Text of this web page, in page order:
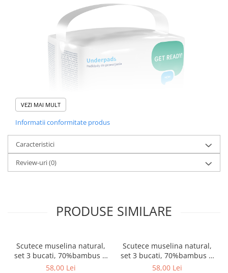
De asemenea, sunt destinate femeilor din perioada postpartum.
VEZI MAI MULT
Informatii conformitate produs
Caracteristici
Review-uri(0)
PRODUSE SIMILARE
Scutece muselina natural,
set 3 bucati, 70%bambus si
30%bumbac, 70x70 cm,
58,00 Lei
Scutece muselina natural,
set 3 bucati, 70%bambus si
30%bumbac, 70x70 cm,
58,00 Lei